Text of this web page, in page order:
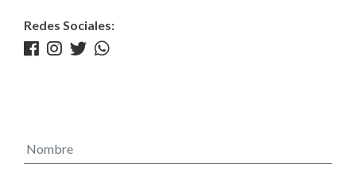
Redes Sociales: